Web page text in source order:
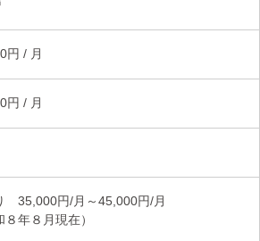
円 / 月
円 / 月
35,000円/月～45,000円/月
８年８月現在）